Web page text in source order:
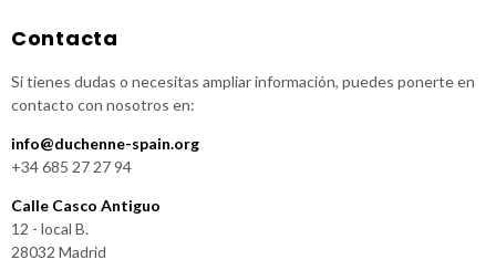
Contacta
Si tienes dudas o necesitas ampliar información, puedes ponerte en
contacto con nosotros en:
info@duchenne-spain.org
+34 685 27 27 94
Calle Casco Antiguo
12 - local B.
28032 Madrid